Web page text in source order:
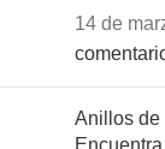
14 de
Anillos de